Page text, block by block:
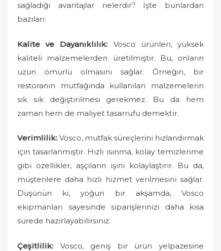
sağladığı avantajlar nelerdir? İşte bunlardan
bazıları:
Kalite ve Dayanıklılık: Vosco ürünleri, yüksek
kaliteli malzemelerden üretilmiştir. Bu, onların
uzun ömürlü olmasını sağlar. Örneğin, bir
restoranın mutfağında kullanılan malzemelerin
sık sık değiştirilmesi gerekmez. Bu da hem
zaman hem de maliyet tasarrufu demektir.
Verimlilik: Vosco, mutfak süreçlerini hızlandırmak
için tasarlanmıştır. Hızlı ısınma, kolay temizlenme
gibi özellikler, aşçıların işini kolaylaştırır. Bu da,
müşterilere daha hızlı hizmet verilmesini sağlar.
Düşünün ki, yoğun bir akşamda, Vosco
ekipmanları sayesinde siparişlerinizi daha kısa
sürede hazırlayabilirsiniz.
Çeşitlilik: Vosco, geniş bir ürün yelpazesine